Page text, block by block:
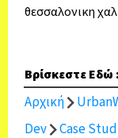
θεσσαλονικη
Βρίσκεστε Εδώ :
Αρχική
Dev
Case